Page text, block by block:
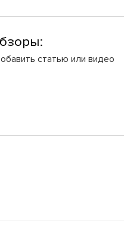
статью или видео